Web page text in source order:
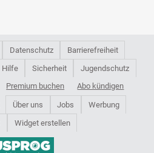
Datenschutz
Barrierefreiheit
Hilfe Sicherheit
Jugendschutz
Premium buchen Abo kündigen
Über uns Jobs
Werbung
Widget erstellen